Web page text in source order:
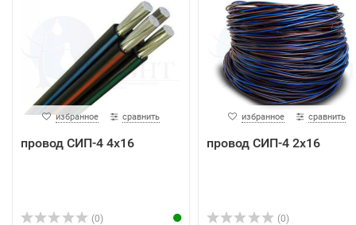
избранное сравнить
провод СИП-4 4х16
(0)
избранное сравнить
провод СИП-4 2х16
(0)